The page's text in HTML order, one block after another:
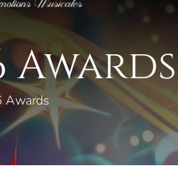
Awards
Awards